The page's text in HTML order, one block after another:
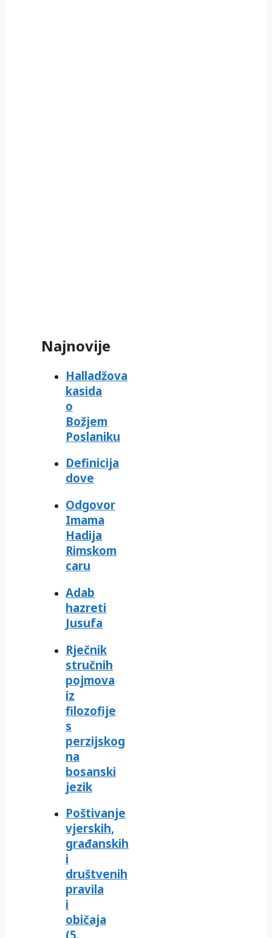
Najnovije
Halladžova
kasida
o
Božjem
Poslaniku
Definicija
dove
Odgovor
Imama
Hadija
Rimskom
caru
Adab
hazreti
Jusufa
Rječnik
stručnih
pojmova
iz
filozofije
s
perzijskog
na
bosanski
jezik
Poštivanje
vjerskih,
građanskih
i
društvenih
pravila
i
običaja
(5.